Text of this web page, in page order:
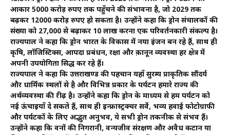
आकार 5000 करोड़ रुपए तक पहुँचने की संभावना है, जो 2029 तक
बढ़कर 12000 करोड़ रुपए हो सकता है। उन्होंने कहा कि ड्रोन संचालकों की
संख्या को 27,000 से बढ़ाकर 10 लाख करना एक परिवर्तनकारी संकल्प है।
राज्यपाल ने कहा कि ड्रोन भारत के विकास में नया इंजन बन रहे हैं, साथ ही
कृषि, लॉजिस्टिक्स, आपदा प्रबंधन, रक्षा और क़ानून व्यवस्था हर क्षेत्र में
अपनी उपयोगिता सिद्ध कर रहे हैं।
राज्यपाल ने कहा कि उत्तराखण्ड की पहचान यहाँ सुरम्य प्राकृतिक सौंदर्य
और धार्मिक स्थलों से है और विभिन्न प्रकार के पर्यटन हमारे राज्य की
अर्थव्यवस्था की रीढ़ है। उन्होंने कहा कि ड्रोन के माध्यम से हम पर्यटन को
नई ऊंचाइयाँ दे सकते हैं, साथ ही इन्फ्रास्ट्रक्चर सर्वे, भव्य हवाई फोटोग्राफी
और पर्यटकों के लिए अद्भुत अनुभव, ये सभी ड्रोन तकनीक से संभव हैं।
उन्होंने कहा कि वनों की निगरानी, वन्यजीव संरक्षण और अवैध कटान या